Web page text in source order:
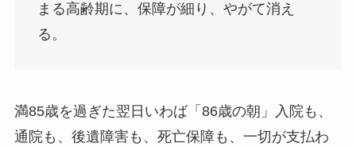
まる高齢期に、保障が細り、やがて消え
る。
満85歳を過ぎた翌日いわば「86歳の朝」入院も、
通院も、後遺障害も、死亡保障も、一切が支払わ